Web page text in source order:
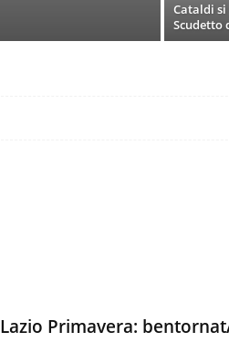
Cataldi si
Scudetto
Lazio Primavera: